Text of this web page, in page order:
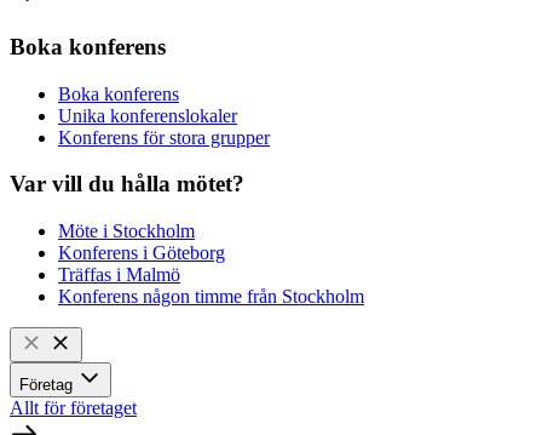
Boka konferens
Boka konferens
Unika konferenslokaler
Konferens för stora grupper
Var vill du hålla mötet?
Möte i Stockholm
Konferens i Göteborg
Träffas i Malmö
Konferens någon timme från Stockholm
Företag
Allt för företaget